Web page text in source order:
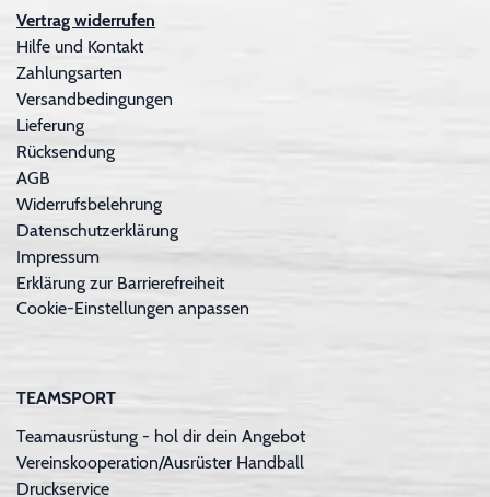
Vertrag widerrufen
Hilfe und Kontakt
Zahlungsarten
Versandbedingungen
Lieferung
Rücksendung
AGB
Widerrufsbelehrung
Datenschutzerklärung
Impressum
Erklärung zur Barrierefreiheit
Cookie-Einstellungen anpassen
TEAMSPORT
Teamausrüstung - hol dir dein Angebot
Vereinskooperation/Ausrüster Handball
Druckservice